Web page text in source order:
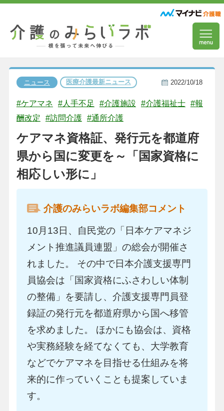
ニュース 医療介護最新ニュース 2022/10/18
#ケアマネ #人手不足 #介護施設 #介護福祉士 #報
酬改定
#訪問介護 #通所介護
ケアマネ資格証、発行元を都道府
県から国に変更を～「国家資格に
相応しい形に」
介護のみらいラボ編集部コメント
10月13日、自民党の「日本ケアマネジ
メント推進議員連盟」の総会が開催さ
れました。 その中で日本介護支援専門
員協会は「国家資格にふさわしい体制
の整備」を要請し、介護支援専門員登
録証の発行元を都道府県から国へ移管
を求めました。 ほかにも協会は、資格
や実務経験を経てなくても、大学教育
などでケアマネを目指せる仕組みを将
来的に作っていくことも提案していま
す。